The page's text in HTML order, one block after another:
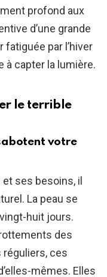
profond aux
d’une grande
par l’hiver
à capter la lumière.
le terrible
votre
ses besoins, il
La peau se
huit jours.
des
réguliers, ces
mêmes. Elles